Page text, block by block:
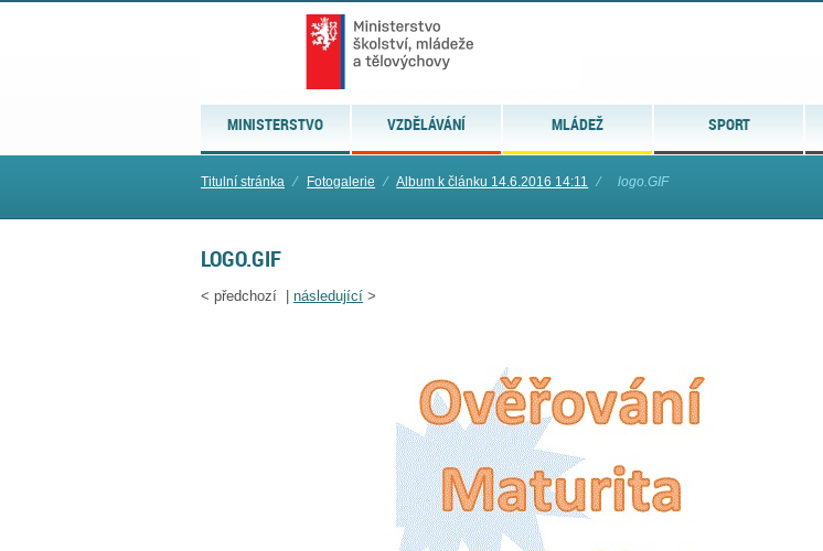
MINISTERSTVO VZDĚLÁVÁNÍ MLÁDEŽ SPORT
Titulní stránka ⁄ Fotogalerie ⁄ Album k článku 14.6.2016 14:11 ⁄ logo.GIF
LOGO.GIF
< předchozí | následující >